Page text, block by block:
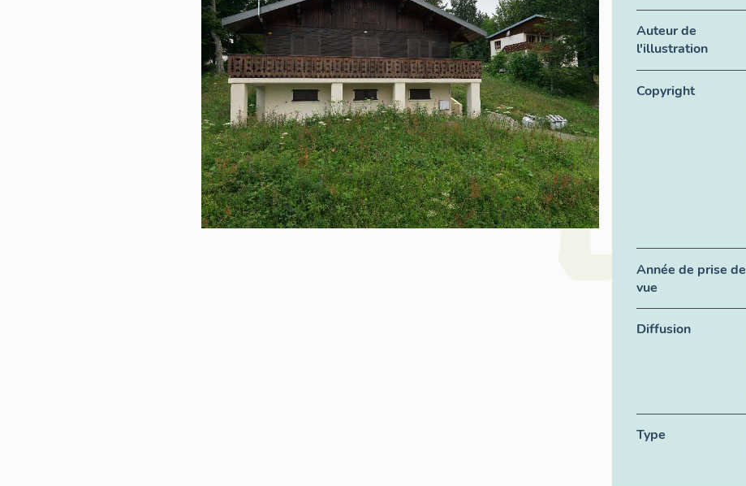
Auteur de
l'illustration
Copyright
Année de prise de
vue
Diffusion
Type